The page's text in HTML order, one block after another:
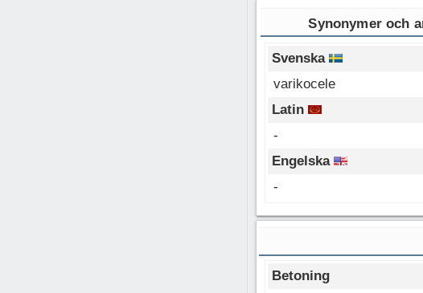
Synonymer och
Svenska
varikocele
Latin
-
Engelska
-
Betoning